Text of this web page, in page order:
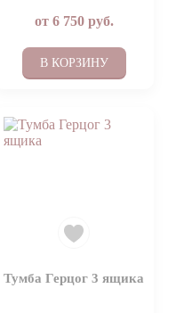
от 6 750руб.
В КОРЗИНУ
Тумба Герцог 3 ящика